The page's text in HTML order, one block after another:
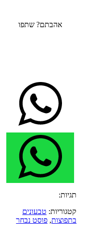
אהבתם? שתפו
תגיות:
קטגוריות: טבעונים
בתפוצות, פוסט נבחר